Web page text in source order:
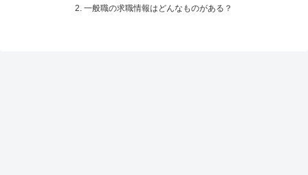
一般職の求職情報はどんなものがある？